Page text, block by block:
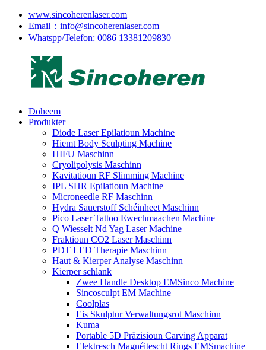
www.sincoherenlaser.com
Email：info@sincoherenlaser.com
Whatspp/Telefon: 0086 13381209830
Doheem
Produkter
Diode Laser Epilatioun Machine
Hiemt Body Sculpting Machine
HIFU Maschinn
Cryolipolysis Maschinn
Kavitatioun RF Slimming Machine
IPL SHR Epilatioun Machine
Microneedle RF Maschinn
Hydra Sauerstoff Schéinheet Maschinn
Pico Laser Tattoo Ewechmaachen Machine
Q Wiesselt Nd Yag Laser Machine
Fraktioun CO2 Laser Maschinn
PDT LED Therapie Maschinn
Haut & Kierper Analyse Maschinn
Kierper schlank
Zwee Handle Desktop EMSinco Machine
Sincosculpt EM Machine
Coolplas
Eis Skulptur Verwaltungsrot Maschinn
Kuma
Portable 5D Präzisioun Carving Apparat
Elektresch Magnéitescht Rings EMSmachine